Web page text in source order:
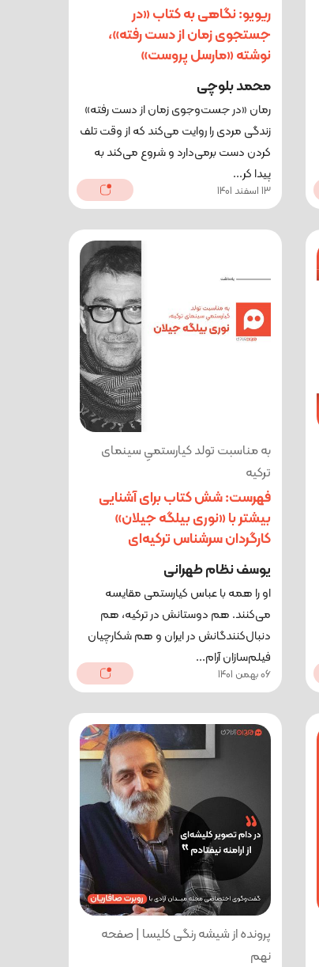
ریویو: نگاهی به کتاب «در
جستجوی زمان از دست رفته»،
نوشته «مارسل پروست»
محمد بلوچی
رمان «در جست‌وجوی زمان از دست رفته»
زندگی مردی را روایت می‌کند که از وقت تلف
کردن دست برمی‌دارد و شروع می‌کند به
پیدا کر...
13 اسفند 1401
به مناسبت تولد کیارستمیِ سینمای
ترکیه
فهرست: شش کتاب برای آشنایی
بیشتر با «نوری بیلگه جیلان»
کارگردان سرشناس ترکیه‌ای
یوسف نظام طهرانی
او را همه با عباس کیارستمی مقایسه
می‌کنند. هم دوستانش در ترکیه، هم
دنبال‌کنندگانش در ایران و هم شکارچیان
فیلم‌سازان آرام...
06 بهمن 1401
پرونده از شیشه رنگی کلیسا | صفحه
نهم